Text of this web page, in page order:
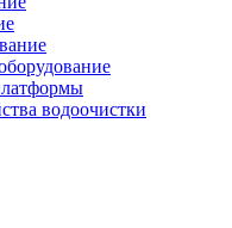
водоочистки